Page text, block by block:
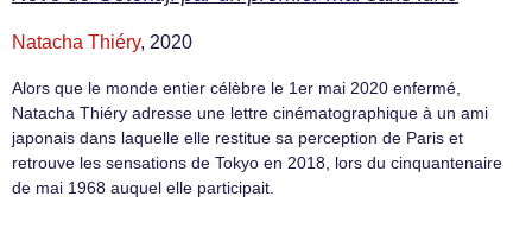
Natacha Thiéry, 2020
Alors que le monde entier célèbre le 1er mai 2020 enfermé,
Natacha Thiéry adresse une lettre cinématographique à un ami
japonais dans laquelle elle restitue sa perception de Paris et
retrouve les sensations de Tokyo en 2018, lors du cinquantenaire
de mai 1968 auquel elle participait.